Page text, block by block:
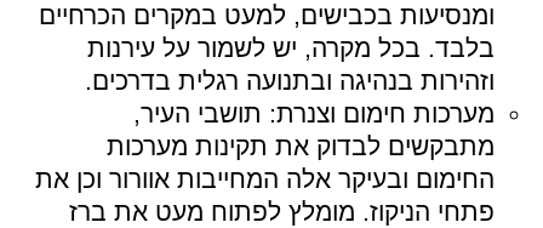
ומנסיעות בכבישים, למעט במקרים הכרחיים
בלבד. בכל מקרה, יש לשמור על עירנות
וזהירות בנהיגה ובתנועה רגלית בדרכים.
מערכות חימום וצנרת: תושבי העיר,
מתבקשים לבדוק את תקינות מערכות
החימום ובעיקר אלה המחייבות אוורור וכן את
פתחי הניקוז. מומלץ לפתוח מעט את ברז